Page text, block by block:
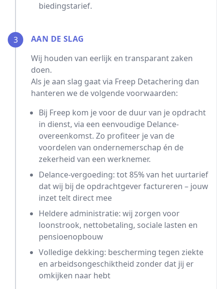
biedingstarief.
3
AAN DE SLAG
Wij houden van eerlijk en transparant zaken
doen.
Als je aan slag gaat via Freep Detachering dan
hanteren we de volgende voorwaarden:
Bij Freep kom je voor de duur van je opdracht
in dienst, via een eenvoudige Delance-
overeenkomst. Zo profiteer je van de
voordelen van ondernemerschap én de
zekerheid van een werknemer.
Delance-vergoeding: tot 85% van het uurtarief
dat wij bij de opdrachtgever factureren – jouw
inzet telt direct mee
Heldere administratie: wij zorgen voor
loonstrook, nettobetaling, sociale lasten en
pensioenopbouw
Volledige dekking: bescherming tegen ziekte
en arbeidsongeschiktheid zonder dat jij er
omkijken naar hebt